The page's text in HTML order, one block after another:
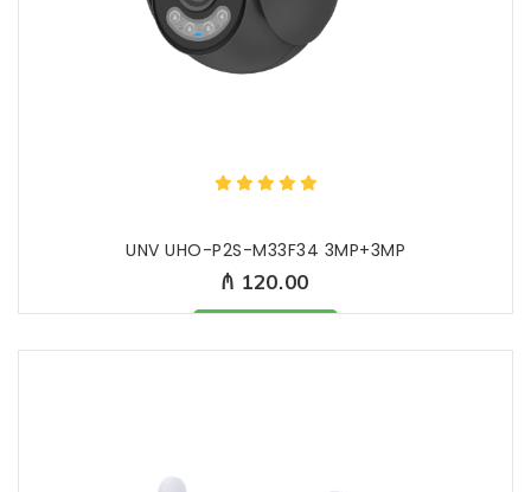
UNV UHO-P2S-M33F34 3MP+3MP
₼ 120.00
Məhsul mövcüddur